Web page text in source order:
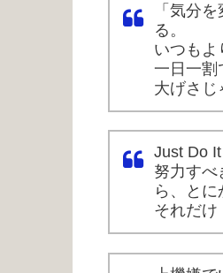
「気分
る。
いつもよ
一日一割
大げさじ
Just Do It
努力すべ
ら、とに
それだけ